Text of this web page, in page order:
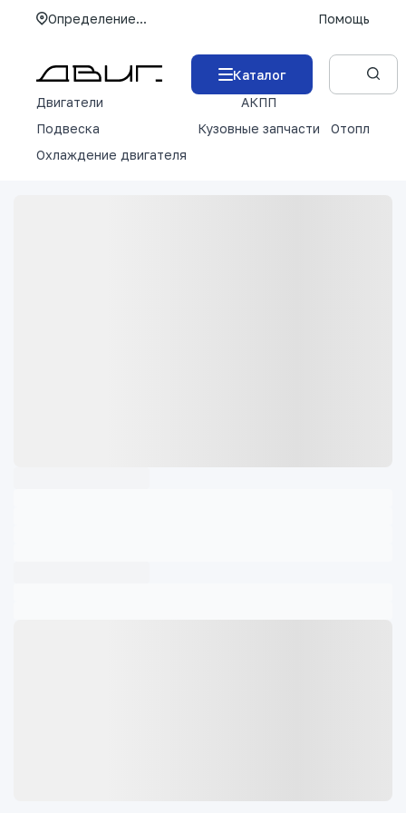
Определение... Помощь
Каталог
Двигатели
АКПП
Подвеска
Кузовные запчасти
Отопление
Охлаждение двигателя